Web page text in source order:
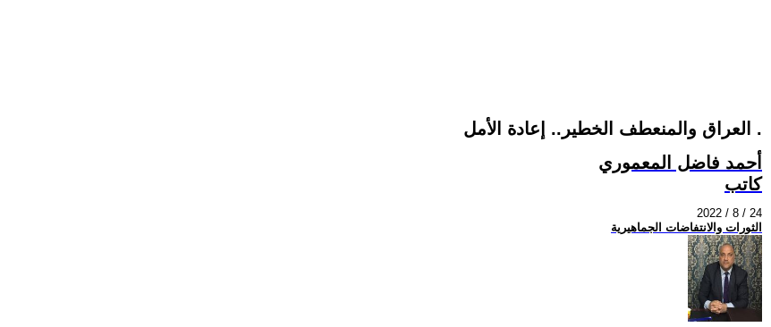
العراق والمنعطف الخطير.. إعادة الأمل .
أحمد فاضل المعموري
كاتب
2022 / 8 / 24
الثورات والانتفاضات الجماهيرية